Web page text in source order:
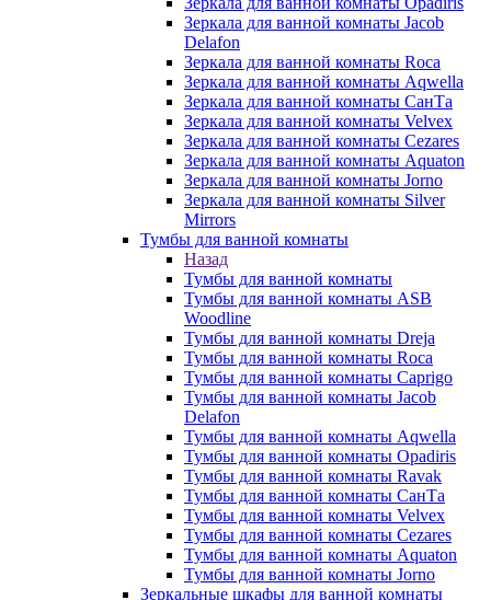
Зеркала для ванной комнаты Jacob
Delafon
Зеркала для ванной комнаты Roca
Зеркала для ванной комнаты Aqwella
Зеркала для ванной комнаты СанТа
Зеркала для ванной комнаты Velvex
Зеркала для ванной комнаты Cezares
Зеркала для ванной комнаты Aquaton
Зеркала для ванной комнаты Jorno
Зеркала для ванной комнаты Silver
Mirrors
Тумбы для ванной комнаты
Назад
Тумбы для ванной комнаты
Тумбы для ванной комнаты ASB
Woodline
Тумбы для ванной комнаты Dreja
Тумбы для ванной комнаты Roca
Тумбы для ванной комнаты Caprigo
Тумбы для ванной комнаты Jacob
Delafon
Тумбы для ванной комнаты Aqwella
Тумбы для ванной комнаты Opadiris
Тумбы для ванной комнаты Ravak
Тумбы для ванной комнаты СанТа
Тумбы для ванной комнаты Velvex
Тумбы для ванной комнаты Cezares
Тумбы для ванной комнаты Aquaton
Тумбы для ванной комнаты Jorno
Зеркальные шкафы для ванной комнаты